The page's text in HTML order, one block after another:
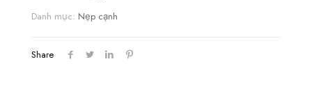
Danh mục: Nẹp cạnh
Share